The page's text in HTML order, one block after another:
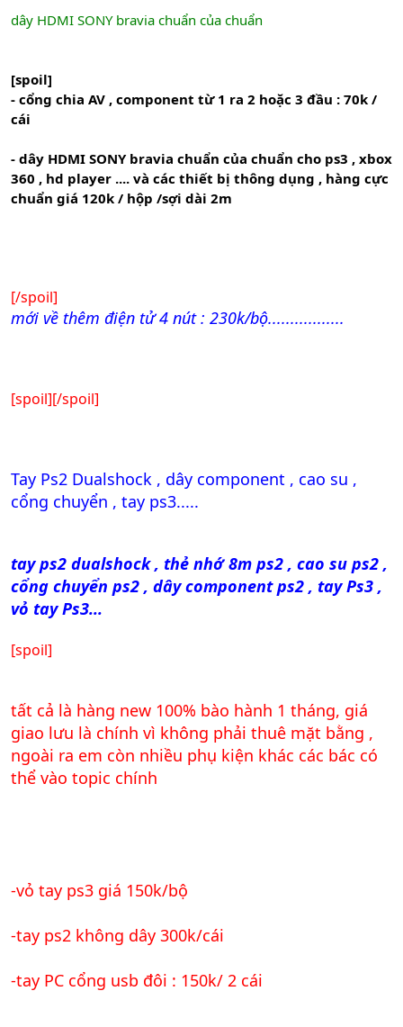
dây HDMI SONY bravia chuẩn của chuẩn
[spoil]
- cổng chia AV , component từ 1 ra 2 hoặc 3 đầu : 70k /
cái
- dây HDMI SONY bravia chuẩn của chuẩn cho ps3 , xbox
360 , hd player .... và các thiết bị thông dụng , hàng cực
chuẩn giá 120k / hộp /sợi dài 2m
[/spoil]
mới về thêm điện tử 4 nút : 230k/bộ.................
[spoil][/spoil]
Tay Ps2 Dualshock , dây component , cao su ,
cổng chuyển , tay ps3.....
tay ps2 dualshock , thẻ nhớ 8m ps2 , cao su ps2 ,
cổng chuyển ps2 , dây component ps2 , tay Ps3 ,
vỏ tay Ps3...
[spoil]
tất cả là hàng new 100% bào hành 1 tháng, giá
giao lưu là chính vì không phải thuê mặt bằng ,
ngoài ra em còn nhiều phụ kiện khác các bác có
thể vào topic chính
-vỏ tay ps3 giá 150k/bộ
-tay ps2 không dây 300k/cái
-tay PC cổng usb đôi : 150k/ 2 cái